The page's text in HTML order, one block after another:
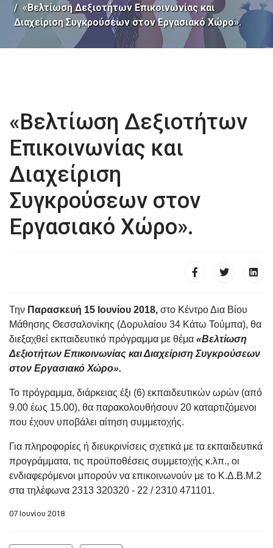
«Βελτίωση Δεξιοτήτων Επικοινωνίας και
Διαχείριση Συγκρούσεων στον Εργασιακό Χώρο».
«Βελτίωση Δεξιοτήτων
Επικοινωνίας και
Διαχείριση
Συγκρούσεων στον
Εργασιακό Χώρο».
Την Παρασκευή 15 Ιουνίου 2018, στο Κέντρο Δια Βίου
Μάθησης Θεσσαλονίκης (Δορυλαίου 34 Κάτω Τούμπα), θα
διεξαχθεί εκπαιδευτικό πρόγραμμα με θέμα «Βελτίωση
Δεξιοτήτων Επικοινωνίας και Διαχείριση Συγκρούσεων
στον Εργασιακό Χώρο».
Το πρόγραμμα, διάρκειας έξι (6) εκπαιδευτικών ωρών (από
9.00 έως 15.00), θα παρακολουθήσουν 20 καταρτιζόμενοι
που έχουν υποβάλει αίτηση συμμετοχής.
Για πληροφορίες ή διευκρινίσεις σχετικά με τα εκπαιδευτικά
προγράμματα, τις προϋποθέσεις συμμετοχής κ.λπ., οι
ενδιαφερόμενοι μπορούν να επικοινωνούν με το Κ.Δ.Β.Μ.2
στα τηλέφωνα 2313 320320 - 22 / 2310 471101.
07 Ιουνίου 2018